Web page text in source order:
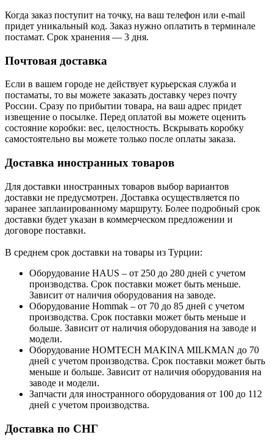
Когда заказ поступит на точку, на ваш телефон или e-mail
придет уникальный код. Заказ нужно оплатить в терминале
постамат. Срок хранения — 3 дня.
Почтовая доставка
Если в вашем городе не действует курьерская служба и
постаматы, то вы можете заказать доставку через почту
России. Сразу по прибытии товара, на ваш адрес придет
извещение о посылке. Перед оплатой вы можете оценить
состояние коробки: вес, целостность. Вскрывать коробку
самостоятельно вы можете только после оплаты заказа.
Доставка иностранных товаров
Для доставки иностранных товаров выбор вариантов
доставки не предусмотрен. Доставка осуществляется по
заранее запланированному маршруту. Более подробный срок
доставки будет указан в коммерческом предложении и
договоре поставки.
В среднем срок доставки на товары из Турции:
Оборудование HAUS – от 250 до 280 дней с учетом
производства. Срок поставки может быть меньше.
Зависит от наличия оборудования на заводе.
Оборудование Hommak – от 70 до 85 дней с учетом
производства. Срок поставки может быть меньше и
больше. Зависит от наличия оборудования на заводе и
модели.
Оборудование HOMTECH MAKINA MILKMAN до 70
дней с учетом производства. Срок поставки может быть
меньше и больше. Зависит от наличия оборудования на
заводе и модели.
Запчасти для иностранного оборудования от 100 до 112
дней с учетом производства.
Доставка по СНГ